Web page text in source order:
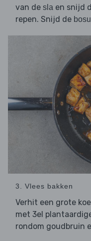
van de sla en snijd
repen. Snijd de
3. Vlees bakken
Verhit een grote
met 3el
rondom goudbruin